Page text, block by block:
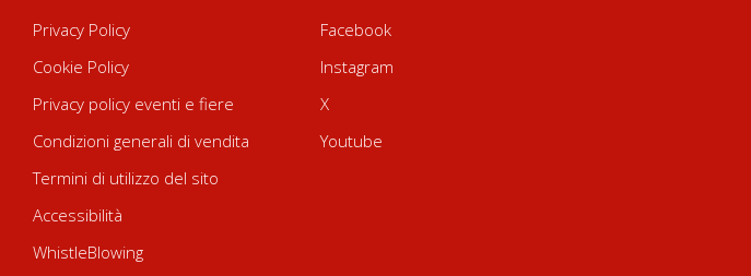
Privacy Policy
Cookie Policy
Privacy policy eventi e fiere
Condizioni generali di vendita
Termini di utilizzo del sito
Accessibilità
WhistleBlowing
Facebook
Instagram
X
Youtube